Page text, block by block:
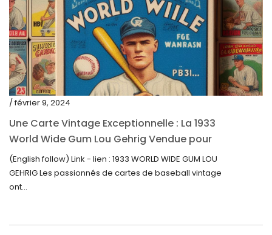
juillet 2021
juin 2021
mai 2021
avril 2021
mars 2021
janvier 2021
décembre 2020
novembre 2020
septembre 2020
/ février 9, 2024
Une Carte Vintage Exceptionnelle : La 1933
World Wide Gum Lou Gehrig Vendue pour
5500$ aux Enchères
(English follow) Link - lien : 1933 WORLD WIDE GUM LOU
GEHRIG Les passionnés de cartes de baseball vintage
ont...